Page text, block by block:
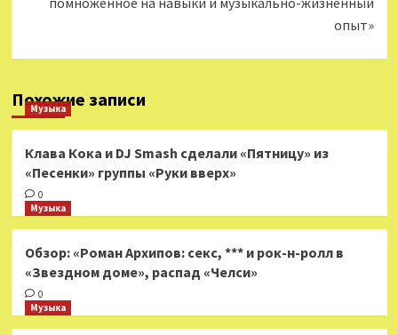
опыт»
Похожие записи
Музыка
Клава Кока и DJ Smash сделали «Пятницу» из
«Песенки» группы «Руки вверх»
0
Музыка
Обзор: «Роман Архипов: секс, *** и рок-н-ролл в
«Звездном доме», распад «Челси»
0
Музыка